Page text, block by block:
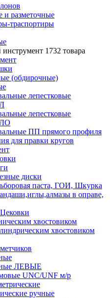
разметочные
траспортиры
1732 товара
(обдирочные)
лепестковые
лепестковые
ПП прямого профиля
для правки кругов
диски
паста, ГОИ, Шкурка
в оправе,
хвостовиком
хвостовиком
ЛЕВЫЕ
UNC/UNF м/р
ручные